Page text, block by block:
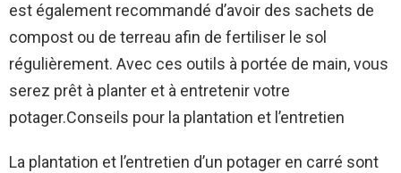
est également recommandé d’avoir des sachets de
compost ou de terreau afin de fertiliser le sol
régulièrement. Avec ces outils à portée de main, vous
serez prêt à planter et à entretenir votre
potager.Conseils pour la plantation et l’entretien
La plantation et l’entretien d’un potager en carré sont